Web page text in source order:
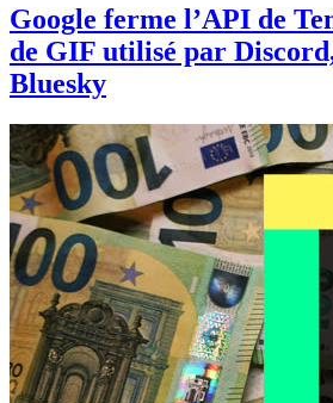
Google ferme l’API de
de GIF utilisé par
Bluesky